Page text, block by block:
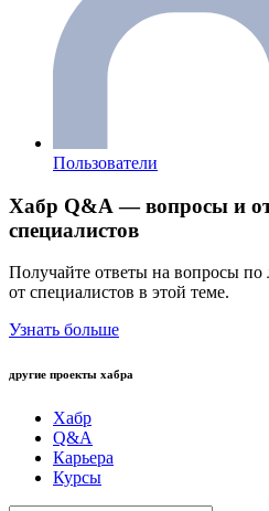
Пользователи
Хабр Q&A — вопросы и
специалистов
Получайте ответы на вопросы
от специалистов в этой теме.
Узнать больше
другие проекты хабра
Хабр
Q&A
Карьера
Курсы